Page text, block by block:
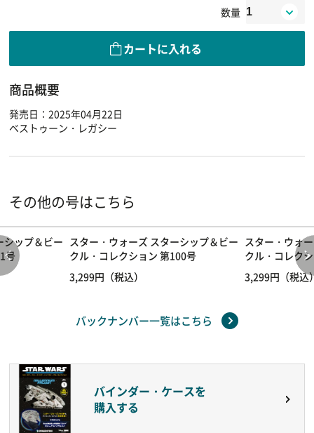
数量
カートに入れる
商品概要
発売日：2025年04月22日
ベストゥーン・レガシー
その他の号はこちら
シップ＆ビー
号
スター・ウォーズ スターシップ＆ビー
クル・コレクション 第100号
3,299円（税込）
スター・ウォ
クル・コレク
3,299円（税込
バックナンバー一覧はこちら
バインダー・ケースを
購入する